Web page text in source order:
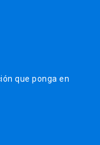
que ponga en